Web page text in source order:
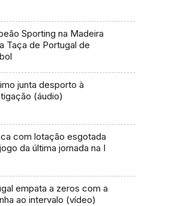
Sporting na Madeira
Taça de Portugal de
junta desporto à
(áudio)
com lotação esgotada
da última jornada na I
empata a zeros com a
ao intervalo (vídeo)